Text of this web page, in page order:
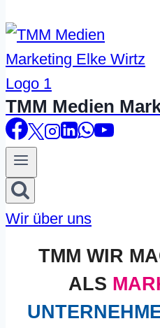
TMM Medien
Wir über uns
TMM WIR
ALS